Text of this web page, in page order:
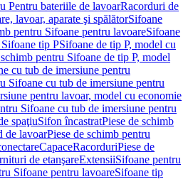
Pentru bateriile de lavoarRacorduri de
lavoar, aparate şi spălătorSifoane
pentru Sifoane pentru lavoareSifoane
tip PSifoane de tip P, model cu
pentru Sifoane de tip P, model
cu tub de imersiune pentru
Sifoane cu tub de imersiune pentru
pentru lavoar, model cu economie
Sifoane cu tub de imersiune pentru
spaţiuSifon încastratPiese de schimb
de lavoarPiese de schimb pentru
CapaceRacorduriPiese de
de etanşareExtensiiSifoane pentru
Sifoane pentru lavoareSifoane tip